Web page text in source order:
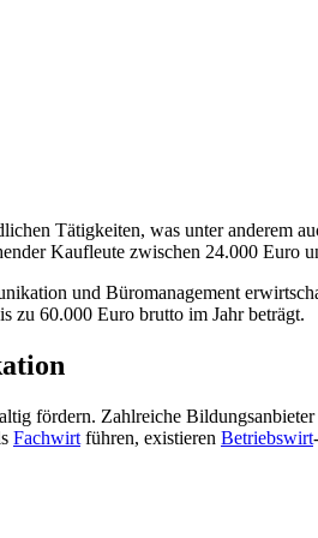
Tätigkeiten, was unter anderem
Kaufleute zwischen 24.000 Euro
und Büromanagement
zu 60.000 Euro brutto im Jahr beträgt.
fördern. Zahlreiche
Fachwirt führen, existieren Betriebswirt